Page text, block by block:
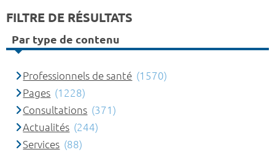
FILTRE DE RÉSULTATS
Par type de contenu
Professionnels de santé (1570)
Pages (1228)
Consultations (371)
Actualités (244)
Services (88)